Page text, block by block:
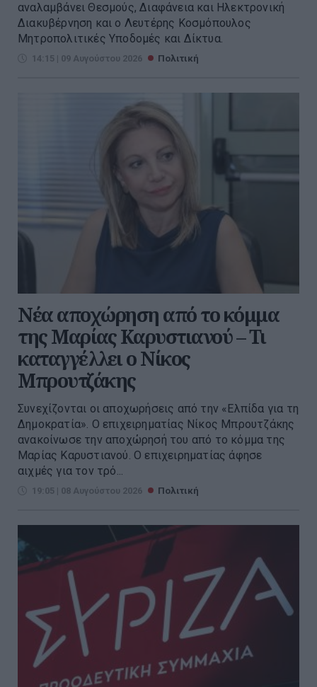
αναλαμβάνει Θεσμούς, Διαφάνεια και Ηλεκτρονική
Διακυβέρνηση και ο Λευτέρης Κοσμόπουλος
Μητροπολιτικές Υποδομές και Δίκτυα.
14:15 | 09 Αυγούστου 2026 Πολιτική
Νέα αποχώρηση από το κόμμα
της Μαρίας Καρυστιανού – Τι
καταγγέλλει ο Νίκος
Μπρουτζάκης
Συνεχίζονται οι αποχωρήσεις από την «Ελπίδα για τη
Δημοκρατία». Ο επιχειρηματίας Νίκος Μπρουτζάκης
ανακοίνωσε την αποχώρησή του από το κόμμα της
Μαρίας Καρυστιανού. Ο επιχειρηματίας άφησε
αιχμές για τον τρό...
19:05 | 08 Αυγούστου 2026 Πολιτική